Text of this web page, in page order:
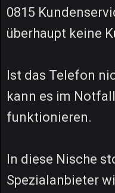
0815
überhaupt keine
Ist das Telefon
kann es im
funktionieren.
In diese Nische
Spezialanbieter